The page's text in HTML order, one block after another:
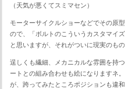
（天気が悪くてスミマセン）
モーターサイクルショーなどでその原
ので、「ボルトのこういうカスタマイ
と思いますが、それがついに現実のもの
逞しくも繊細、メカニカルな雰囲を持
ートとの組み合わせも絵になりますネ
が、跨ってみたところポジションも違